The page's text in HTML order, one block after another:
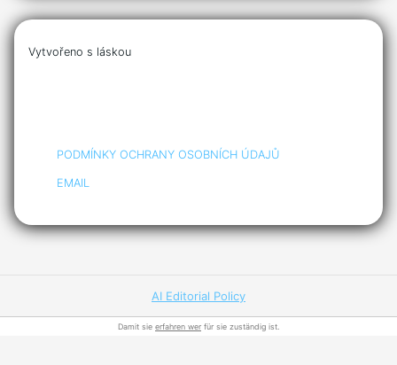
Vytvořeno s láskou
PODMÍNKY OCHRANY OSOBNÍCH ÚDAJŮ
EMAIL
AI Editorial Policy
Damit sie erfahren wer für sie zuständig ist.